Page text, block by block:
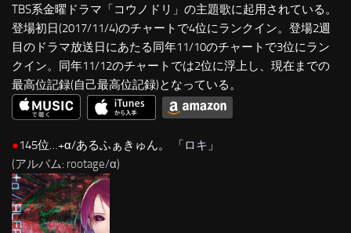
TBS系金曜ドラマ「コウノドリ」の主題歌に起用されている。
登場初日(2017/11/4)のチャートで4位にランクイン。登場2週
目のドラマ放送日にあたる同年11/10のチャートで3位にラン
クイン。同年11/12のチャートでは2位に浮上し、現在までの
最高位記録(自己最高位記録)となっている。
●145位…+α/あるふぁきゅん。 「ロキ 」
(アルバム: rootage/α)